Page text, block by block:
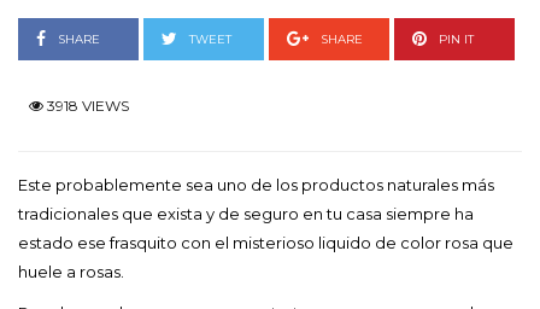
SHARE TWEET SHARE PIN IT
3918 VIEWS
Este probablemente sea uno de los productos naturales más
tradicionales que exista y de seguro en tu casa siempre ha
estado ese frasquito con el misterioso liquido de color rosa que
huele a rosas.